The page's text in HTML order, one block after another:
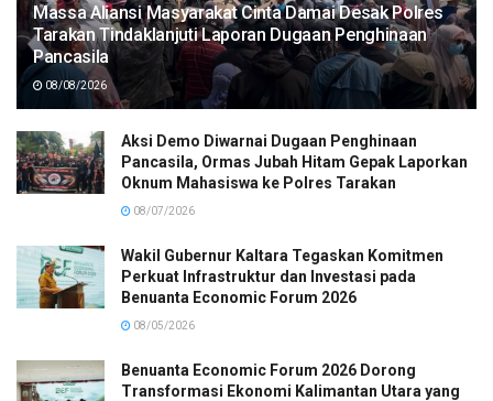
Massa Aliansi Masyarakat Cinta Damai Desak Polres
Tarakan Tindaklanjuti Laporan Dugaan Penghinaan
Pancasila
08/08/2026
Aksi Demo Diwarnai Dugaan Penghinaan
Pancasila, Ormas Jubah Hitam Gepak Laporkan
Oknum Mahasiswa ke Polres Tarakan
08/07/2026
Wakil Gubernur Kaltara Tegaskan Komitmen
Perkuat Infrastruktur dan Investasi pada
Benuanta Economic Forum 2026
08/05/2026
Benuanta Economic Forum 2026 Dorong
Transformasi Ekonomi Kalimantan Utara yang